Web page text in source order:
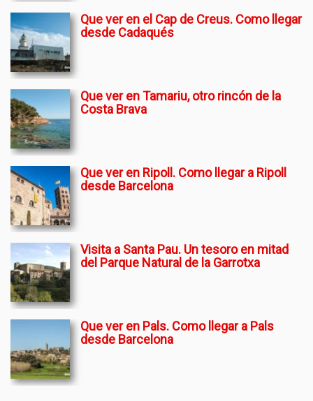
Que ver en el Cap de Creus. Como llegar
desde Cadaqués
Que ver en Tamariu, otro rincón de la
Costa Brava
Que ver en Ripoll. Como llegar a Ripoll
desde Barcelona
Visita a Santa Pau. Un tesoro en mitad
del Parque Natural de la Garrotxa
Que ver en Pals. Como llegar a Pals
desde Barcelona